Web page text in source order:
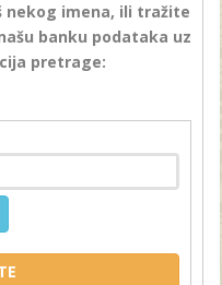
nekog imena, ili tražite
banku podataka uz
pretrage: